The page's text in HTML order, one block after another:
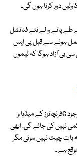
دور کرنا ہوں گی۔
میں اتفاق رائے سے طے پانے والے نئے فنانشل
10 واں ایڈیشن مکمل ہونے سے قبل پی ایس
بی آزاد ہوگا کہ ٹیموں
اگر 10ویں ایڈیشن سے قبل کوئی نئی ٹیم آئی تو پہلے سے موجود 6فرنچائزز کے میڈیا و
شیئر سے کوئی کمی نہیں کی جائے گی، ابھی
بات چیت نہیں ہوئی مگر
ہے۔